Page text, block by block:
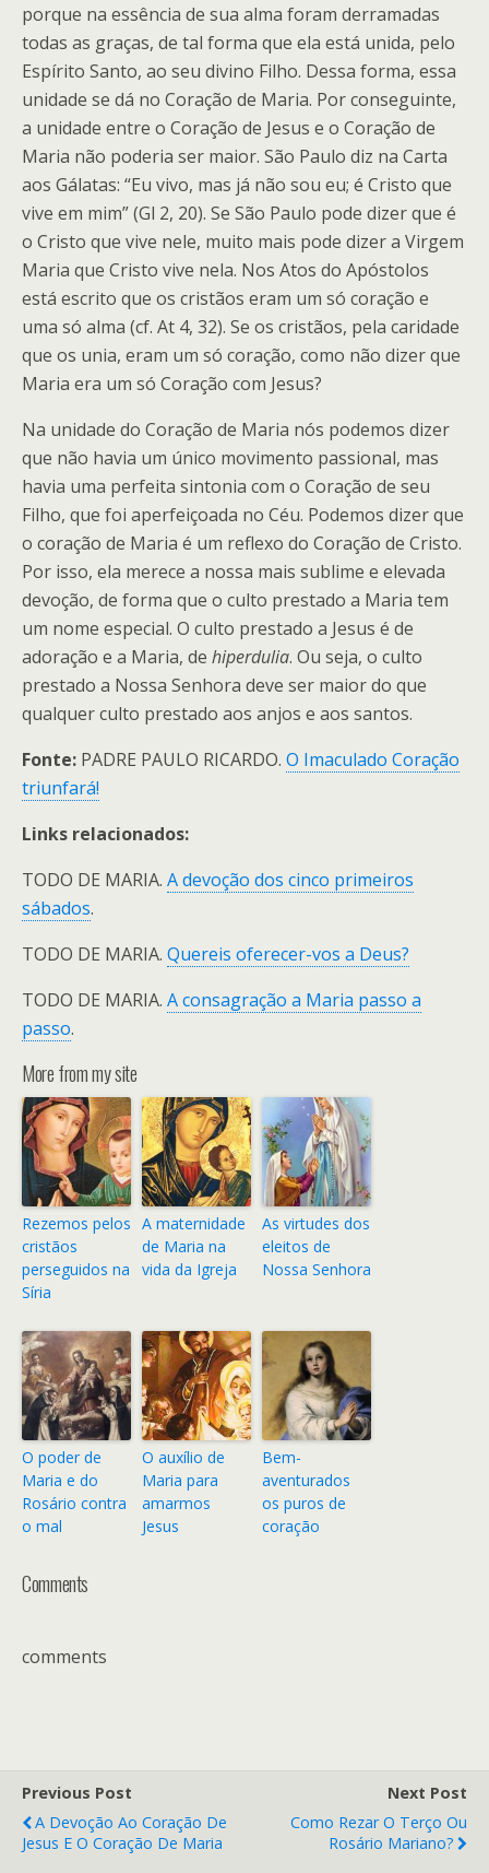
porque na essência de sua alma foram derramadas
todas as graças, de tal forma que ela está unida, pelo
Espírito Santo, ao seu divino Filho. Dessa forma, essa
unidade se dá no Coração de Maria. Por conseguinte,
a unidade entre o Coração de Jesus e o Coração de
Maria não poderia ser maior. São Paulo diz na Carta
aos Gálatas: “Eu vivo, mas já não sou eu; é Cristo que
vive em mim” (Gl 2, 20). Se São Paulo pode dizer que é
o Cristo que vive nele, muito mais pode dizer a Virgem
Maria que Cristo vive nela. Nos Atos do Apóstolos
está escrito que os cristãos eram um só coração e
uma só alma (cf. At 4, 32). Se os cristãos, pela caridade
que os unia, eram um só coração, como não dizer que
Maria era um só Coração com Jesus?
Na unidade do Coração de Maria nós podemos dizer
que não havia um único movimento passional, mas
havia uma perfeita sintonia com o Coração de seu
Filho, que foi aperfeiçoada no Céu. Podemos dizer que
o coração de Maria é um reflexo do Coração de Cristo.
Por isso, ela merece a nossa mais sublime e elevada
devoção, de forma que o culto prestado a Maria tem
um nome especial. O culto prestado a Jesus é de
adoração e a Maria, de hiperdulia. Ou seja, o culto
prestado a Nossa Senhora deve ser maior do que
qualquer culto prestado aos anjos e aos santos.
Fonte: PADRE PAULO RICARDO. O Imaculado Coração
triunfará!
Links relacionados:
TODO DE MARIA. A devoção dos cinco primeiros
sábados.
TODO DE MARIA. Quereis oferecer-vos a Deus?
TODO DE MARIA. A consagração a Maria passo a
passo.
More from my site
Rezemos pelos
cristãos
perseguidos na
Síria
A maternidade
de Maria na
vida da Igreja
As virtudes dos
eleitos de
Nossa Senhora
O poder de
Maria e do
Rosário contra
o mal
O auxílio de
Maria para
amarmos
Jesus
Bem-
aventurados
os puros de
coração
Comments
comments
Previous Post
A Devoção Ao Coração De
Jesus E O Coração De Maria
Next Post
Como Rezar O Terço Ou
Rosário Mariano?